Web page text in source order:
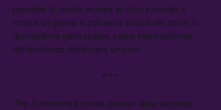
possibile la nostra musica in tutto il mondo e
chissà un giorno si potranno inviare dei dischi in
riproduzione nello spazio, come testimonianza
dell’esistenza dell’essere umano!
* * *
The Submarine è media partner della seconda